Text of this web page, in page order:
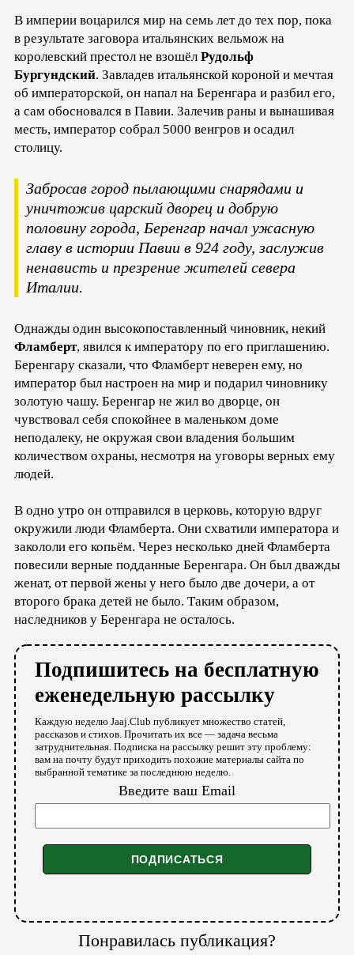
В империи воцарился мир на семь лет до тех пор, пока
в результате заговора итальянских вельмож на
королевский престол не взошёл Рудольф
Бургундский. Завладев итальянской короной и мечтая
об императорской, он напал на Беренгара и разбил его,
а сам обосновался в Павии. Залечив раны и вынашивая
месть, император собрал 5000 венгров и осадил
столицу.
Забросав город пылающими снарядами и
уничтожив царский дворец и добрую
половину города, Беренгар начал ужасную
главу в истории Павии в 924 году, заслужив
ненависть и презрение жителей севера
Италии.
Однажды один высокопоставленный чиновник, некий
Фламберт, явился к императору по его приглашению.
Беренгару сказали, что Фламберт неверен ему, но
император был настроен на мир и подарил чиновнику
золотую чашу. Беренгар не жил во дворце, он
чувствовал себя спокойнее в маленьком доме
неподалеку, не окружая свои владения большим
количеством охраны, несмотря на уговоры верных ему
людей.
В одно утро он отправился в церковь, которую вдруг
окружили люди Фламберта. Они схватили императора и
закололи его копьём. Через несколько дней Фламберта
повесили верные подданные Беренгара. Он был дважды
женат, от первой жены у него было две дочери, а от
второго брака детей не было. Таким образом,
наследников у Беренгара не осталось.
Подпишитесь на бесплатную
еженедельную рассылку
Каждую неделю Jaaj.Club публикует множество статей,
рассказов и стихов. Прочитать их все — задача весьма
затруднительная. Подписка на рассылку решит эту проблему:
вам на почту будут приходить похожие материалы сайта по
выбранной тематике за последнюю неделю.
Введите ваш Email
Понравилась публикация?